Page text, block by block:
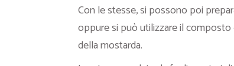
Con le stesse, si possono poi
oppure si può utilizzare il
della mostarda.